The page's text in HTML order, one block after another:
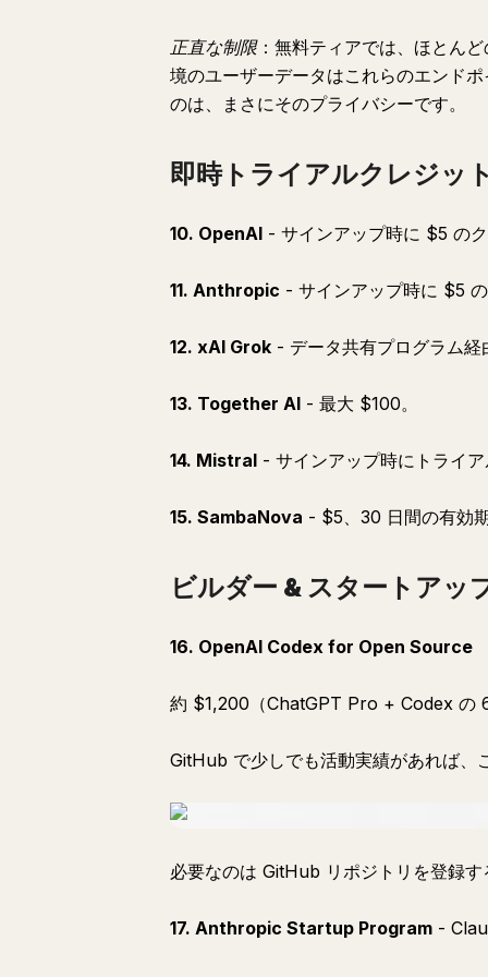
正直な制限：無料ティアでは、ほとん
境のユーザーデータはこれらのエンド
のは、まさにそのプライバシーです。
即時トライアルクレジッ
10. OpenAI - サインアップ時に $5 の
11. Anthropic - サインアップ時に $5
12. xAI Grok - データ共有プログラム
13. Together AI - 最大 $100。
14. Mistral - サインアップ時にトライ
15. SambaNova - $5、30 日間の有効
ビルダー & スタートアッ
16. OpenAI Codex for Open Source
約 $1,200（ChatGPT Pro + Codex の
GitHub で少しでも活動実績があれば、
必要なのは GitHub リポジトリを登録す
17. Anthropic Startup Program -